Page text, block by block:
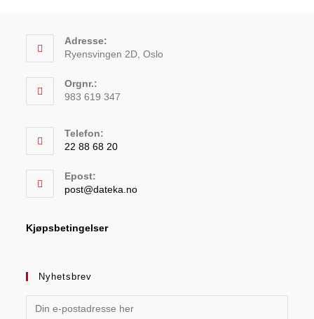
Adresse:
Ryensvingen 2D, Oslo
Orgnr.:
983 619 347
Telefon:
22 88 68 20
Epost:
post@dateka.no
Kjøpsbetingelser
Nyhetsbrev